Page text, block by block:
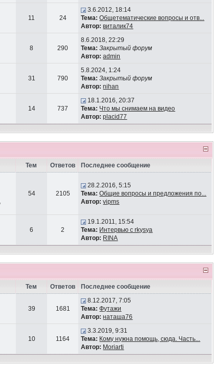
11 24
3.6.2012, 18:14
Тема: Общетематические вопросы и отв...
Автор: виталик74
8 290
8.6.2018, 22:29
Тема: Закрытый форум
Автор: admin
31 790
5.8.2024, 1:24
Тема: Закрытый форум
Автор: nihan
14 737
18.1.2016, 20:37
Тема: Что мы снимаем на видео
Автор: placid77
Тем Ответов
Последнее сообщение
54 2105
28.2.2016, 5:15
Тема: Общие вопросы и предложения по...
Автор: vipms
6 2
19.1.2011, 15:54
Тема: Интервью с rkysya
Автор: RINA
Тем Ответов Последнее сообщение
39 1681
8.12.2017, 7:05
Тема: Футажи
Автор: наташа76
10 1164
3.3.2019, 9:31
Тема: Кому нужна помощь, сюда. Часть...
Автор: Moriarti